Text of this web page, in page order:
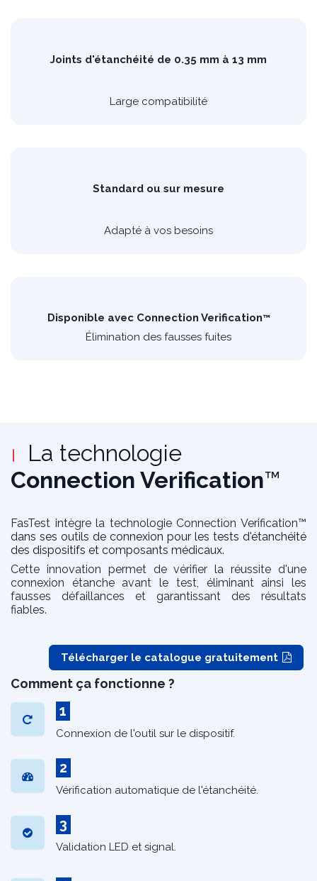
Joints d'étanchéité de 0.35 mm à 13 mm
Large compatibilité
Standard ou sur mesure
Adapté à vos besoins
Disponible avec Connection Verification™
Élimination des fausses fuites
La technologie
Connection Verification™
FasTest intègre la technologie Connection Verification™
dans ses outils de connexion pour les tests d'étanchéité
des dispositifs et composants médicaux.
Cette innovation permet de vérifier la réussite d'une
connexion étanche avant le test, éliminant ainsi les
fausses défaillances et garantissant des résultats
fiables.
Télécharger le catalogue gratuitement
Comment ça fonctionne ?
1
Connexion de l'outil sur le dispositif.
2
Vérification automatique de l'étanchéité.
3
Validation LED et signal.